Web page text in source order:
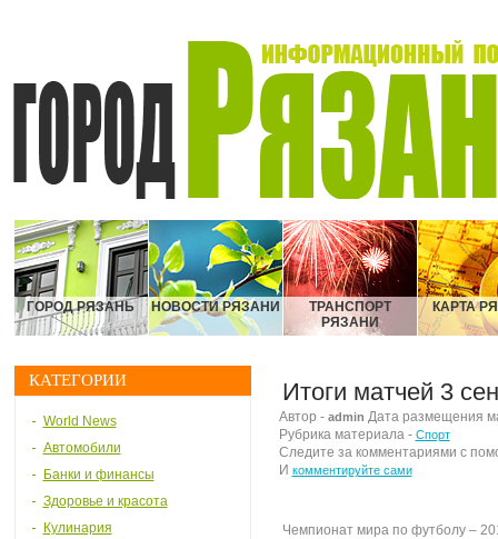
ГОРОД РЯЗАНЬ НОВОСТИ РЯЗАНИ
ТРАНСПОРТ
РЯЗАНИ
КАРТА
КАТЕГОРИИ
World News
Автомобили
Банки и финансы
Здоровье и красота
Кулинария
Итоги матчей 3
Автор - admin Дата размещения
Рубрика материала - Спорт
Следите за комментариями с
И комментируйте сами
Чемпионат мира по футболу –